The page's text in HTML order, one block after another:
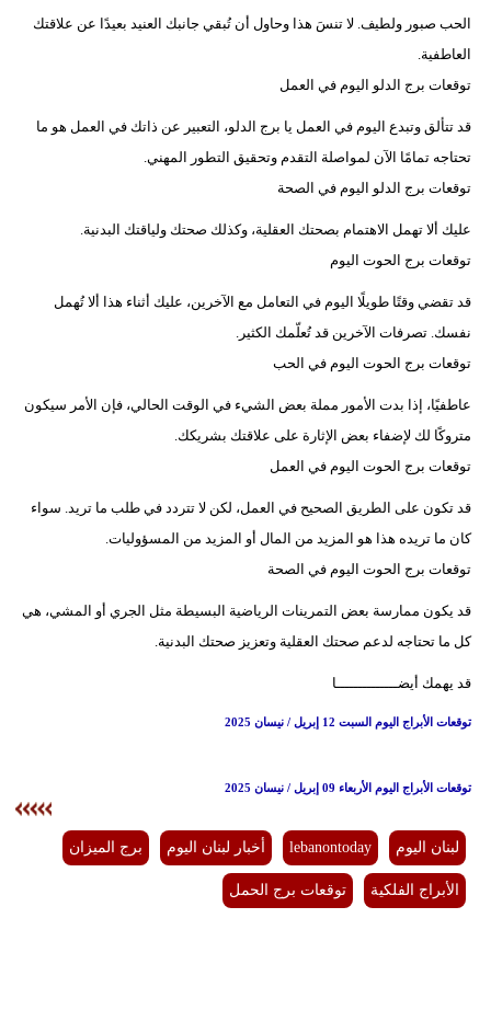
الحب صبور ولطيف. لا تنسَ هذا وحاول أن تُبقي جانبك العنيد بعيدًا عن علاقتك
العاطفية.
توقعات برج الدلو اليوم في العمل
قد تتألق وتبدع اليوم في العمل يا برج الدلو، التعبير عن ذاتك في العمل هو ما
تحتاجه تمامًا الآن لمواصلة التقدم وتحقيق التطور المهني.
توقعات برج الدلو اليوم في الصحة
عليك أ​​لا تهمل الاهتمام بصحتك العقلية، وكذلك صحتك ولياقتك البدنية.
توقعات برج الحوت اليوم
قد تقضي وقتًا طويلًا اليوم في التعامل مع الآخرين، عليك أثناء هذا ألا تُهمل
نفسك. تصرفات الآخرين قد تُعلّمك الكثير.
توقعات برج الحوت اليوم في الحب
عاطفيًا، إذا بدت الأمور مملة بعض الشيء في الوقت الحالي، فإن الأمر سيكون
متروكًا لك لإضفاء بعض الإثارة على علاقتك بشريكك.
توقعات برج الحوت اليوم في العمل
قد تكون على الطريق الصحيح في العمل، لكن لا تتردد في طلب ما تريد. سواء
كان ما تريده هذا هو المزيد من المال أو المزيد من المسؤوليات.
توقعات برج الحوت اليوم في الصحة
​​قد يكون ممارسة بعض التمرينات الرياضية البسيطة مثل الجري أو المشي، هي
كل ما تحتاجه لدعم صحتك العقلية وتعزيز صحتك البدنية.
قد يهمك أيضــــــــــــــا
توقعات الأبراج اليوم السبت 12 إبريل / نيسان 2025
توقعات الأبراج اليوم الأربعاء 09 إبريل / نيسان 2025
لبنان اليوم lebanontoday أخبار لبنان اليوم برج الميزان
الأبراج الفلكية توقعات برج الحمل